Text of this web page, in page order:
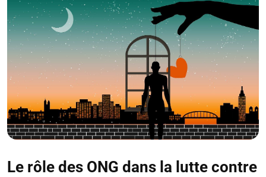
Le rôle des ONG dans la lutte contre